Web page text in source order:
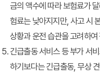
금의 액수에 따라 보험료가
험료는 낮아지지만, 사고 시
상황과 운전 습관을 고려하
긴급출동 서비스 등 부가 서
하기보다는 긴급출동, 무상